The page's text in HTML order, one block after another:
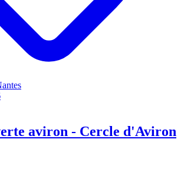
aviron - Cercle d'Aviron